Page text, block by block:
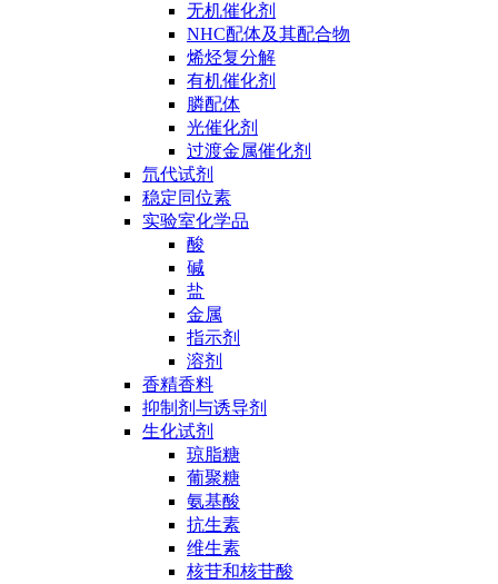
无机催化剂
NHC配体及其配合物
烯烃复分解
有机催化剂
膦配体
光催化剂
过渡金属催化剂
氘代试剂
稳定同位素
实验室化学品
酸
碱
盐
金属
指示剂
溶剂
香精香料
抑制剂与诱导剂
生化试剂
琼脂糖
葡聚糖
氨基酸
抗生素
维生素
核苷和核苷酸